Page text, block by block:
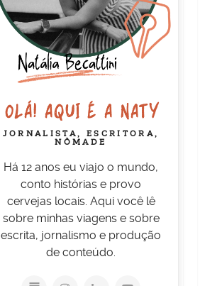
OLÁ! AQUI É A NATY
JORNALISTA, ESCRITORA,
NÔMADE
Há 12 anos eu viajo o mundo,
conto histórias e provo
cervejas locais. Aqui você lê
sobre minhas viagens e sobre
escrita, jornalismo e produção
de conteúdo.